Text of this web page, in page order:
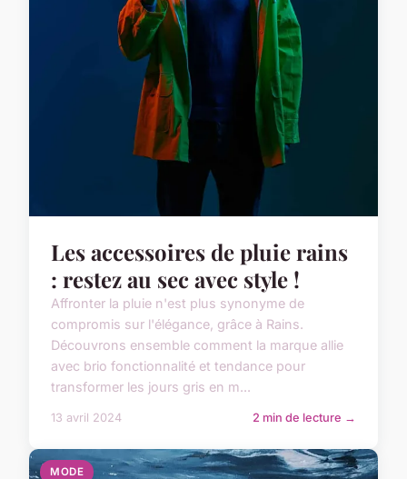
Les accessoires de pluie rains
: restez au sec avec style !
Affronter la pluie n'est plus synonyme de
compromis sur l'élégance, grâce à Rains.
Découvrons ensemble comment la marque allie
avec brio fonctionnalité et tendance pour
transformer les jours gris en m...
13 avril 2024 2 min de lecture →
MODE